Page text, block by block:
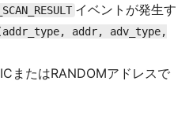
イベントが発生す
addr, adv_type,
またはRANDOMアドレスで